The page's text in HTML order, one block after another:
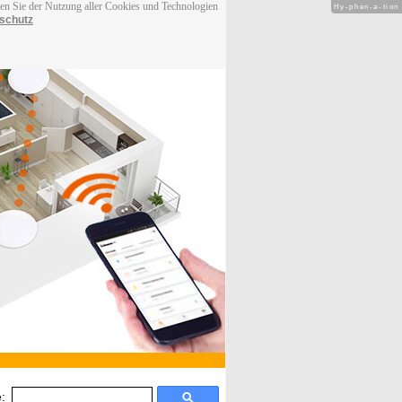
Sie der Nutzung aller Cookies und Technologien
Hy-phen-a-tion